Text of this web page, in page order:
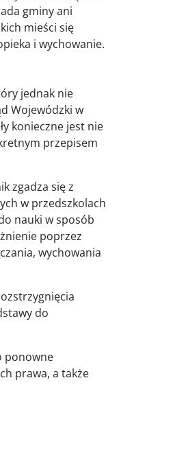
gminy ani
mieści się
i wychowanie.
jednak nie
Wojewódzki w
konieczne jest nie
przepisem
zgadza się z
w przedszkolach
nauki w sposób
poprzez
wychowania
do
ponowne
prawa, a także